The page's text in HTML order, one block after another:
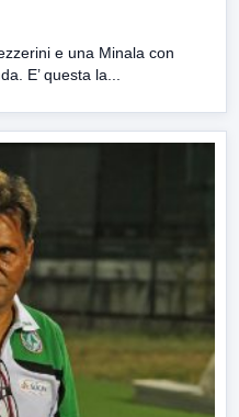
e una Minala con
E’ questa la...